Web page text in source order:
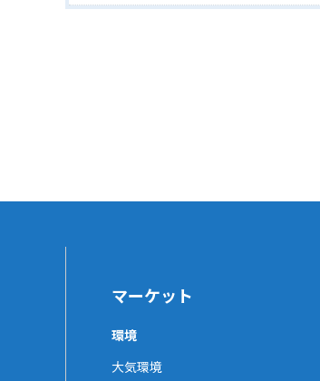
マーケット
環境
大気環境